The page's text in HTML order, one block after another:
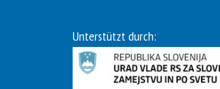
Unterstützt durch: